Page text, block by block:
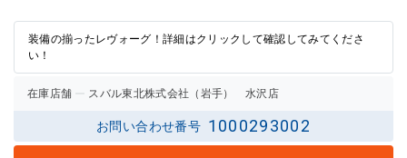
2.5点
の評価
2.5点
の評価
装備の揃ったレヴォーグ！詳細はクリックして確認してみてくださ
い！
在庫店舗 スバル東北株式会社（岩手） 水沢店
お問い合わせ番号 1000293002